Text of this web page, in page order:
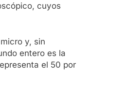
cuyos
y, sin
entero es la
el 50 por